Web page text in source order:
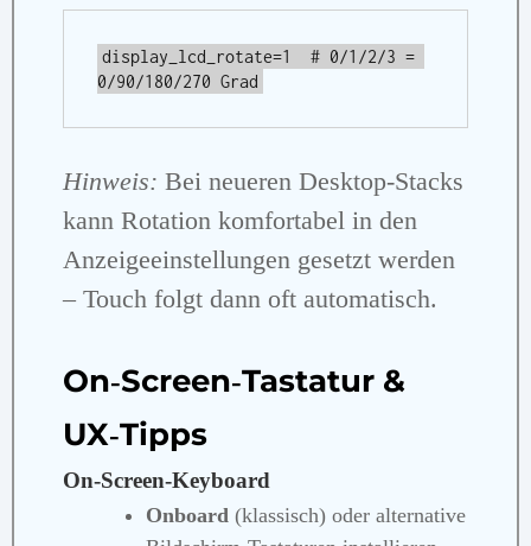
display_lcd_rotate=1  # 0/1/2/3 =
0/90/180/270 Grad
Hinweis: Bei neueren Desktop‑Stacks
kann Rotation komfortabel in den
Anzeigeeinstellungen gesetzt werden
– Touch folgt dann oft automatisch.
On‑Screen‑Tastatur &
UX‑Tipps
On‑Screen‑Keyboard
Onboard (klassisch) oder alternative